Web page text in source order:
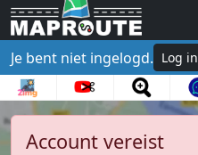
Je bent niet ingelogd. Log in
Account vereist